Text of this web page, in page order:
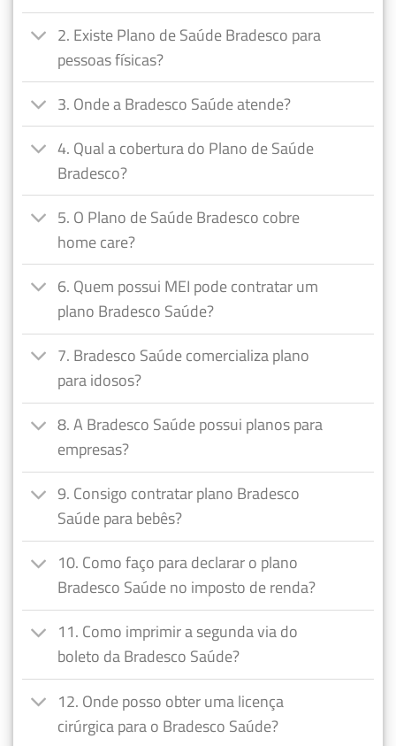
2. Existe Plano de Saúde Bradesco para
pessoas físicas?
3. Onde a Bradesco Saúde atende?
4. Qual a cobertura do Plano de Saúde
Bradesco?
5. O Plano de Saúde Bradesco cobre
home care?
6. Quem possui MEI pode contratar um
plano Bradesco Saúde?
7. Bradesco Saúde comercializa plano
para idosos?
8. A Bradesco Saúde possui planos para
empresas?
9. Consigo contratar plano Bradesco
Saúde para bebês?
10. Como faço para declarar o plano
Bradesco Saúde no imposto de renda?
11. Como imprimir a segunda via do
boleto da Bradesco Saúde?
12. Onde posso obter uma licença
cirúrgica para o Bradesco Saúde?